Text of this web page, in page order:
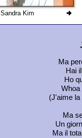
Sandra Kim
Ma
Hai
Ho
Whoa
(J'aime la
Ma
Un
Ma il